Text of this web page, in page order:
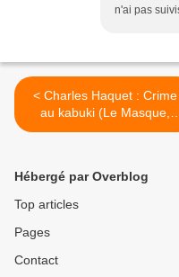
n'ai pas
< Charles Haquet : Crime
au kabuki (Le Masque,
2002)
Hébergé par Overblog
Top articles
Pages
Contact